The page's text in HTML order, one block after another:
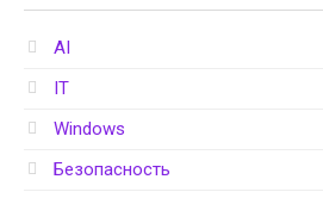
AI
IT
Windows
Безопасность